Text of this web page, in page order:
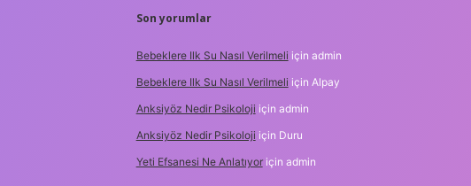
Son yorumlar
Bebeklere Ilk Su Nasıl Verilmeli için admin
Bebeklere Ilk Su Nasıl Verilmeli için Alpay
Anksiyöz Nedir Psikoloji için admin
Anksiyöz Nedir Psikoloji için Duru
Yeti Efsanesi Ne Anlatıyoriçin admin